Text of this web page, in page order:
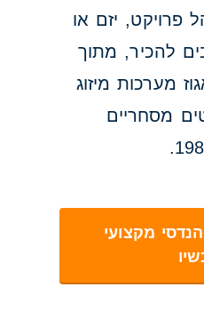
פרויקט, יזם או
להכיר, מתוך
מערכות מיזוג
מסחריים
הנדסי מקצועי